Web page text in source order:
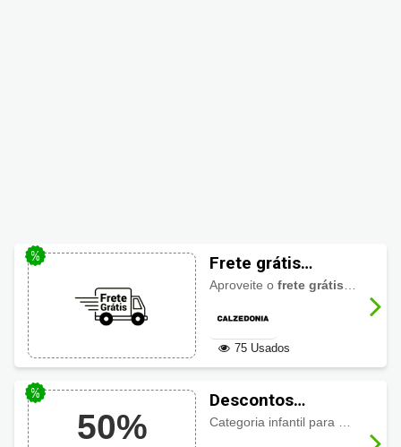
Frete grátis
Calzedonia
Aproveite ofrete grátis
75 Usados
50%
Descontos
Calzedonia: Moda